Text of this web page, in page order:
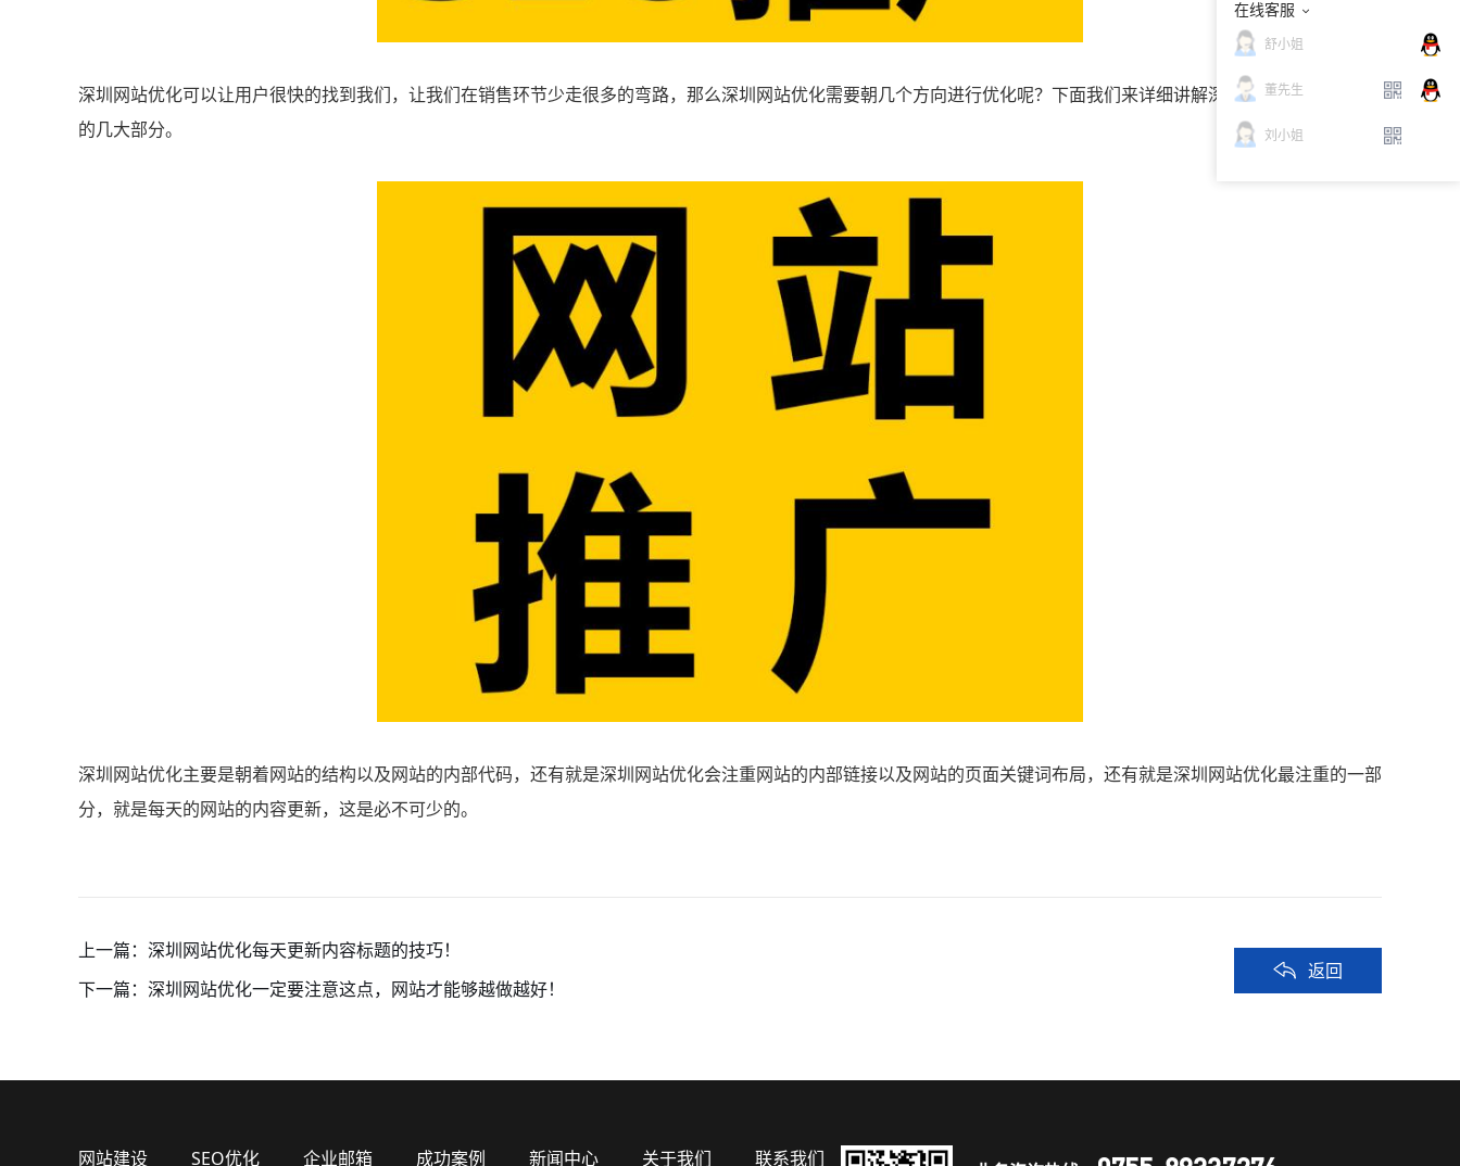
深圳网站优化可以让用户很快的找到我们，让我们在销售环节少走很多的弯路，那么深圳网站优化需要朝几个方向进行优化呢？下面我们来详细讲解深圳网站优化需要注重
的几大部分。
深圳网站优化主要是朝着网站的结构以及网站的内部代码，还有就是深圳网站优化会注重网站的内部链接以及网站的页面关键词布局，还有就是深圳网站优化最注重的一部
分，就是每天的网站的内容更新，这是必不可少的。
上一篇： 深圳网站优化每天更新内容标题的技巧！
下一篇： 深圳网站优化一定要注意这点，网站才能够越做越好！
返回
网站建设 SEO优化 企业邮箱 成功案例 新闻中心 关于我们 联系我们
在线客服
舒小姐
董先生
刘小姐